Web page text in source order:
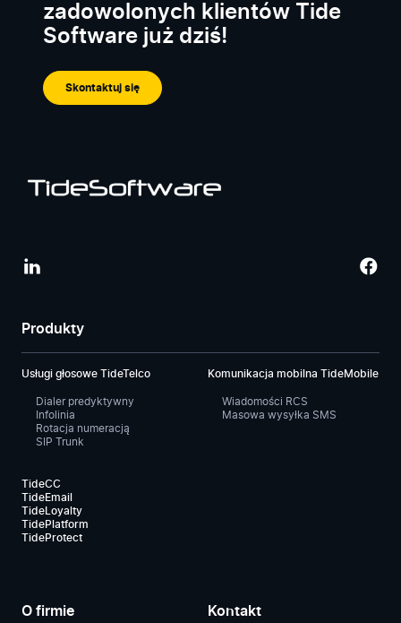
zadowolonych klientów Tide
Software już dziś!
Skontaktuj się
Produkty
Usługi głosowe TideTelco
Dialer predyktywny
Infolinia
Rotacja numeracją
SIP Trunk
Komunikacja mobilna TideMobile
Wiadomości RCS
Masowa wysyłka SMS
TideCC
TideEmail
TideLoyalty
TidePlatform
TideProtect
O firmie Kontakt